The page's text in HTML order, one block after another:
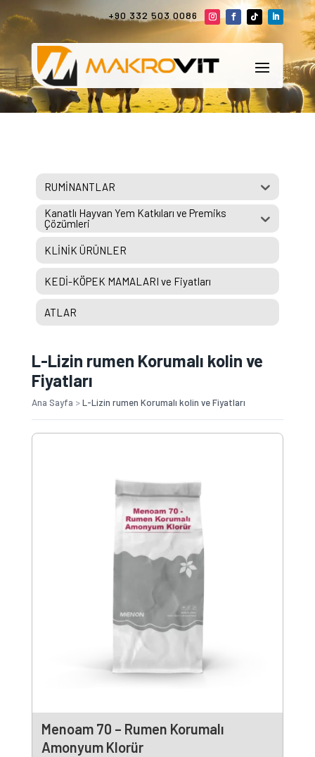
+90 332 503 0086
RUMİNANTLAR
Kanatlı Hayvan Yem Katkıları ve Premiks
Çözümleri
KLİNİK ÜRÜNLER
KEDİ-KÖPEK MAMALARI ve Fiyatları
ATLAR
L-Lizin rumen Korumalı kolin ve
Fiyatları
Ana Sayfa >L-Lizin rumen Korumalı kolin ve Fiyatları
Menoam 70 – Rumen Korumalı
Amonyum Klorür